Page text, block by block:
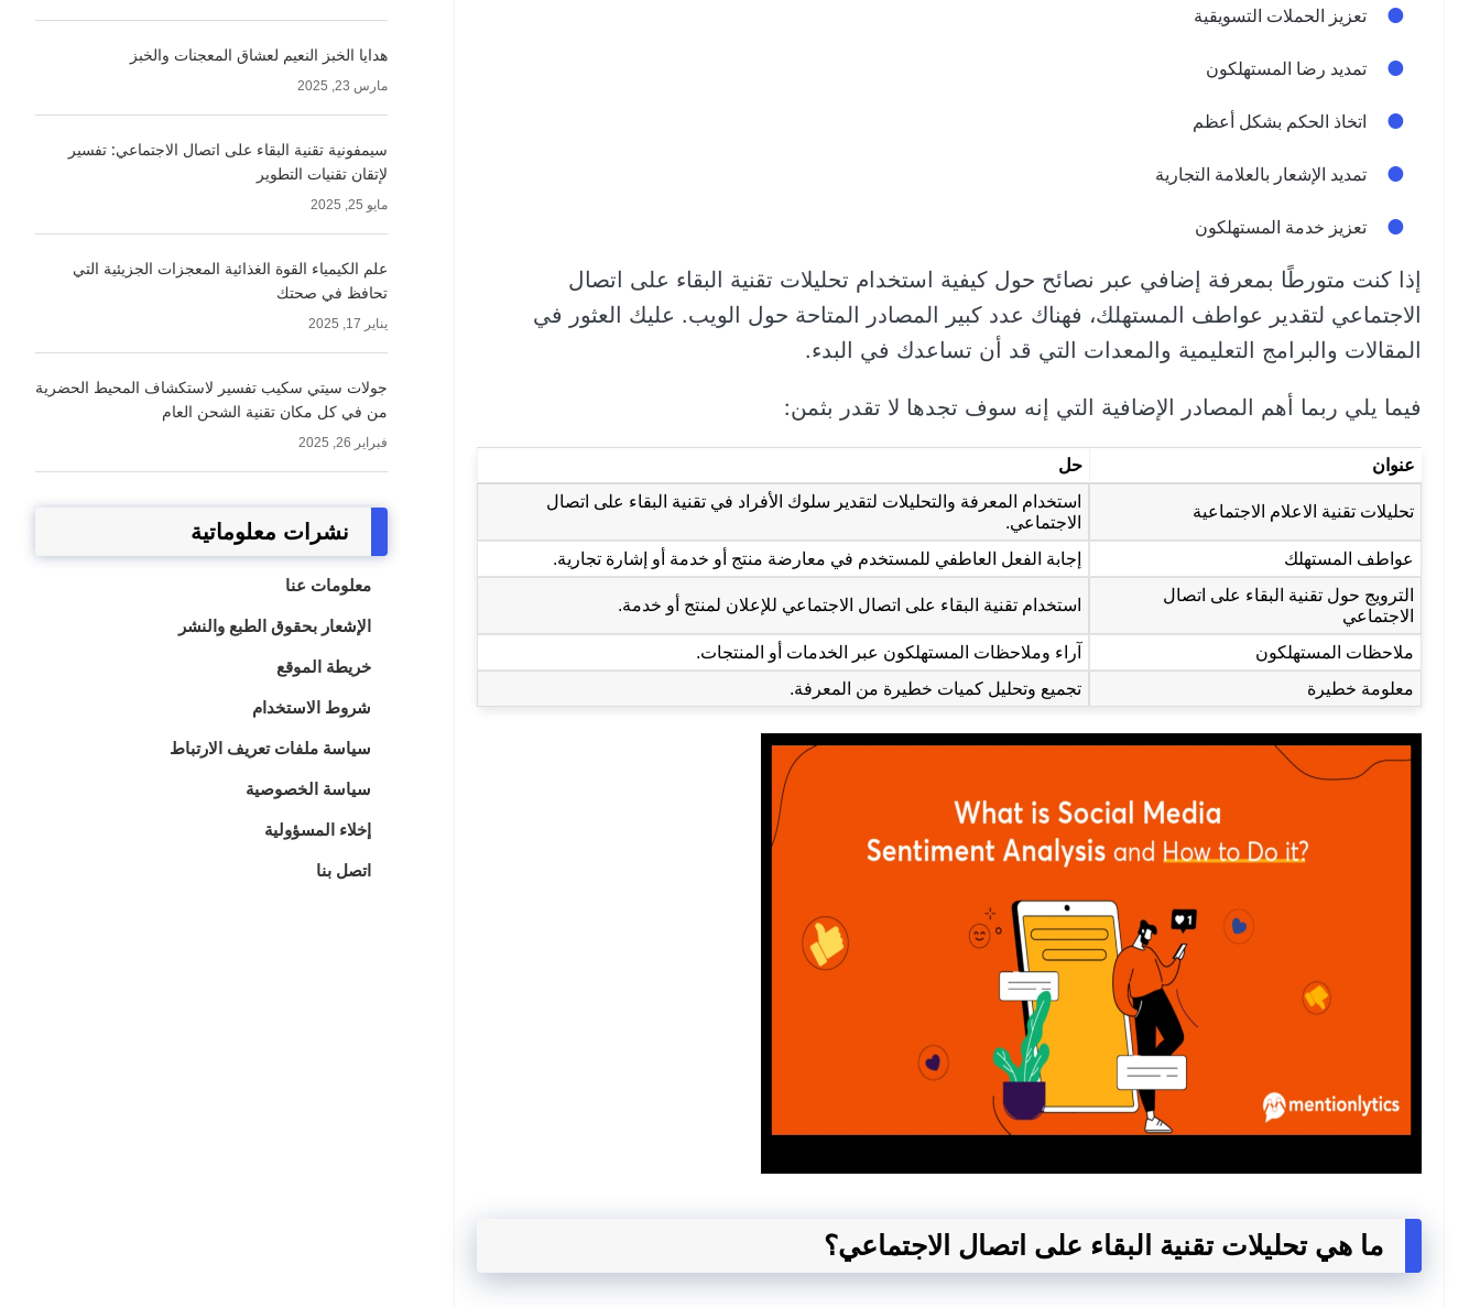
تعزيز الحملات التسويقية
تمديد رضا المستهلكون
اتخاذ الحكم بشكل أعظم
تمديد الإشعار بالعلامة التجارية
تعزيز خدمة المستهلكون
إذا كنت متورطًا بمعرفة إضافي عبر نصائح حول كيفية استخدام تحليلات تقنية البقاء على اتصال
الاجتماعي لتقدير عواطف المستهلك، فهناك عدد كبير المصادر المتاحة حول الويب. عليك العثور في
المقالات والبرامج التعليمية والمعدات التي قد أن تساعدك في البدء.
فيما يلي ربما أهم المصادر الإضافية التي إنه سوف تجدها لا تقدر بثمن:
عنوان حل
تحليلات تقنية الاعلام الاجتماعية
استخدام المعرفة والتحليلات لتقدير سلوك الأفراد في تقنية البقاء على اتصال
الاجتماعي.
عواطف المستهلك
إجابة الفعل العاطفي للمستخدم في معارضة منتج أو خدمة أو إشارة تجارية.
الترويج حول تقنية البقاء على اتصال
الاجتماعي
استخدام تقنية البقاء على اتصال الاجتماعي للإعلان لمنتج أو خدمة.
ملاحظات المستهلكون
آراء وملاحظات المستهلكون عبر الخدمات أو المنتجات.
معلومة خطيرة
تجميع وتحليل كميات خطيرة من المعرفة.
ما هي تحليلات تقنية البقاء على اتصال الاجتماعي؟
هدايا الخبز النعيم لعشاق المعجنات والخبز
مارس 23, 2025
سيمفونية تقنية البقاء على اتصال الاجتماعي: تفسير
لإتقان تقنيات التطوير
مايو 25, 2025
علم الكيمياء القوة الغذائية المعجزات الجزيئية التي
تحافظ في صحتك
يناير 17, 2025
جولات سيتي سكيب تفسير لاستكشاف المحيط الحضرية
من في كل مكان تقنية الشحن العام
فبراير 26, 2025
نشرات معلوماتية
معلومات عنا
الإشعار بحقوق الطبع والنشر
خريطة الموقع
شروط الاستخدام
سياسة ملفات تعريف الارتباط
سياسة الخصوصية
إخلاء المسؤولية
اتصل بنا